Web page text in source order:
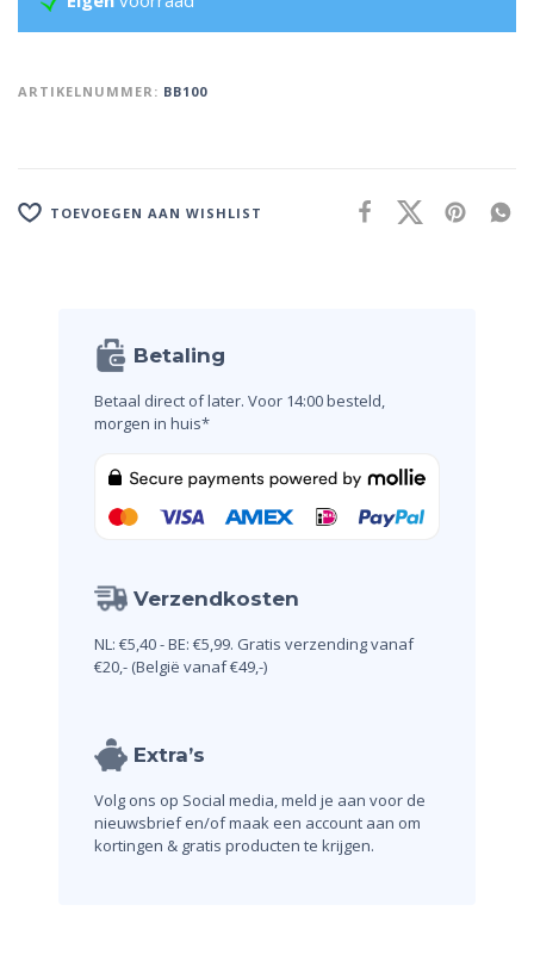
ARTIKELNUMMER: BB100
TOEVOEGEN AAN WISHLIST
Betaling
Betaal direct of later. Voor 14:00 besteld,
morgen in huis*
Verzendkosten
NL: €5,40 - BE: €5,99. Gratis verzending vanaf
€20,- (België vanaf €49,-)
Extra’s
Volg ons op Social media, meld je aan voor de
nieuwsbrief en/of maak een account aan om
kortingen & gratis producten te krijgen.